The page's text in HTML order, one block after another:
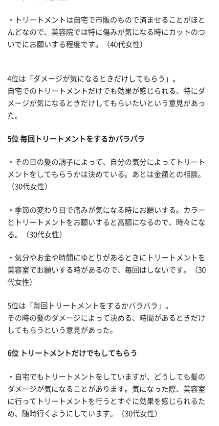
・トリートメントは自宅で市販のもので済ませることがほと
んどなので、美容院では特に傷みが気になる時にカットのつ
いでにお願いする程度です。（40代女性）
4位は「ダメージが気になるときだけしてもらう」。
自宅でのトリートメントだけでも効果が感じられる、特にダ
メージが気になるときだけしてもらいたいという意見があっ
た。
5位 毎回トリートメントをするかバラバラ
・その日の髪の調子によって、自分の気分によってトリート
メントをしてもらうかは決めている。あとは金額との相談。
（30代女性）
・季節の変わり目で痛みが気になる時にお願いする。カラー
とトリートメントをお願いすると高額になるので、時々にな
る。（30代女性）
・気分やお金や時間にゆとりがあるときにトリートメントを
美容室でお願いする時があるので、毎回はしないです。（30
代女性）
5位は「毎回トリートメントをするかバラバラ」。
その時の髪のダメージによって決める、時間があるときだけ
してもらうという意見があった。
6位 トリートメントだけでもしてもらう
・自宅でもトリートメントをしていますが、どうしても髪の
ダメージが気になることがあります。気になった際、美容室
に行ってトリートメントを行うとすぐに効果を感じられるた
め、随時行くようにしています。（30代女性）